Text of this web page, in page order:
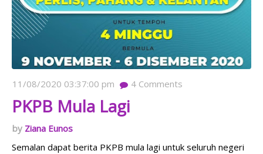
11/08/2020 03:37:00 pm 4 Comments
PKPB Mula Lagi
Ziana Eunos
Semalan dapat berita PKPB mula lagi untuk seluruh negeri